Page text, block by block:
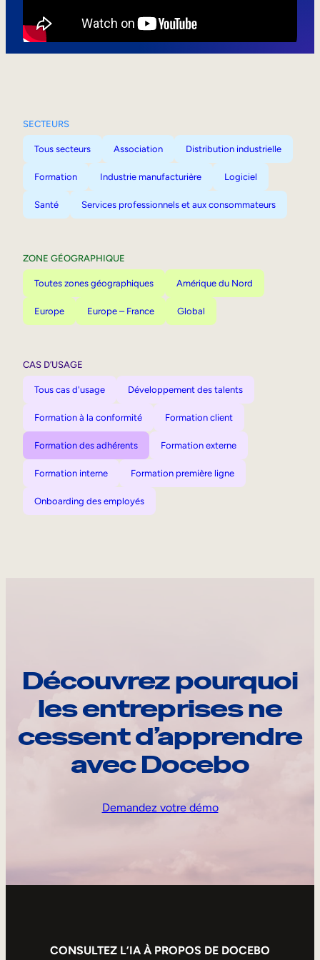
SECTEURS
Tous secteurs Association Distribution industrielle
Formation Industrie manufacturière Logiciel
Santé Services professionnels et aux consommateurs
ZONE GÉOGRAPHIQUE
Toutes zones géographiques Amérique du Nord
Europe Europe – France Global
CAS D’USAGE
Tous cas d'usage Développement des talents
Formation à la conformité Formation client
Formation des adhérents Formation externe
Formation interne Formation première ligne
Onboarding des employés
Découvrez pourquoi
les entreprises ne
cessent d’apprendre
avec Docebo
Demandez votre démo
CONSULTEZ L’IA À PROPOS DE DOCEBO